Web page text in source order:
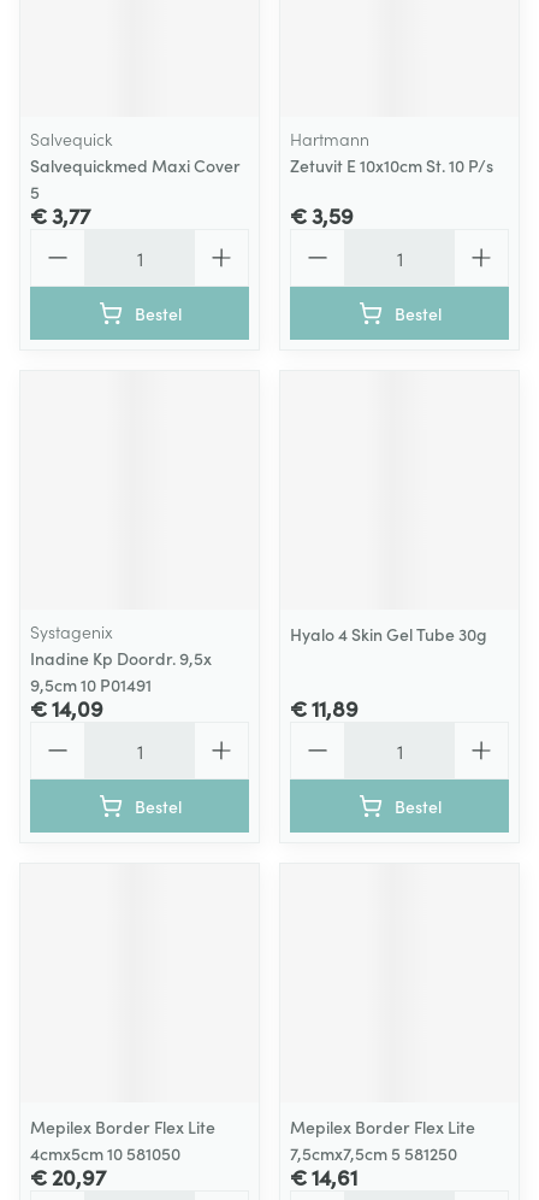
Salvequick
Salvequickmed Maxi Cover
5
€ 3,77
Bestel
Hartmann
Zetuvit E 10x10cm St. 10 P/s
€ 3,59
Bestel
Systagenix
Inadine Kp Doordr. 9,5x
9,5cm 10 P01491
€ 14,09
Bestel
Hyalo 4 Skin Gel Tube 30g
€ 11,89
Bestel
Mepilex Border Flex Lite
4cmx5cm 10 581050
€ 20,97
Mepilex Border Flex Lite
7,5cmx7,5cm 5 581250
€ 14,61